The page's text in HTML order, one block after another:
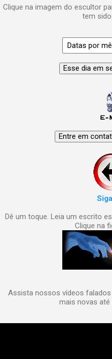
Clique na imagem do escultor
tem
Dê um toque. Leia um escrito
Clique na
Assista nossos vídeos
mais novas até